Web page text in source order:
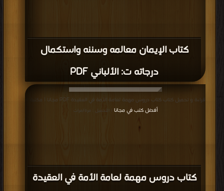
كتاب الإيمان معالمه وسننه واستكمال
درجاته ت: الألباني PDF
كتاب دروس مهمة لعامة الأمة في العقيدة
قراءة و تحميل كتاب كتاب دروس مهمة لعامة الأمة في العقيدة PDF مجانا | مكتبة >
أفضل كتب في مجانا | التحميل : مرة/مرات